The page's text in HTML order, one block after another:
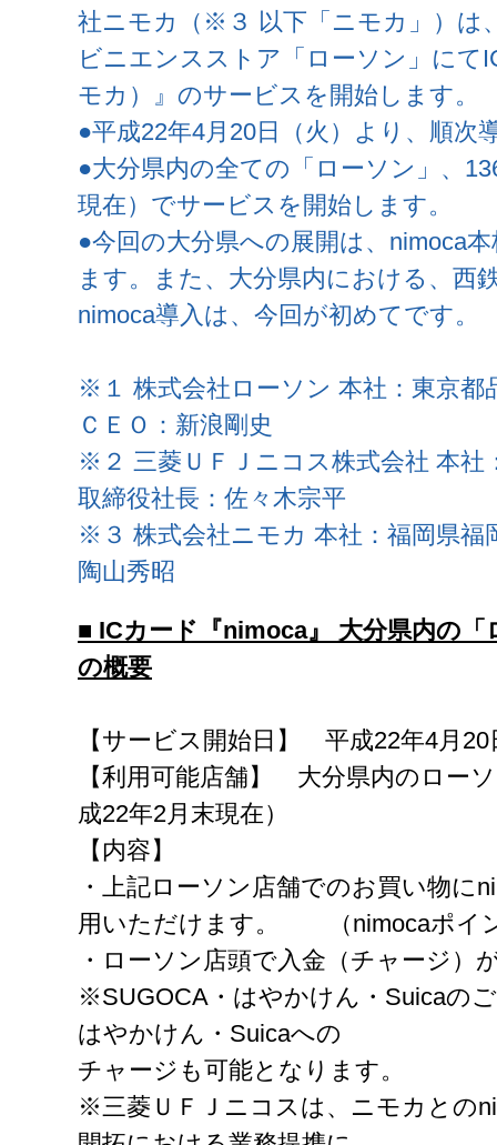
社ニモカ（※３ 以下「ニモカ」）は
ビニエンスストア「ローソン」にて
モカ）』のサービスを開始します。
●平成22年4月20日（火）より、順次
●大分県内の全ての「ローソン」、
現在）でサービスを開始します。
●今回の大分県への展開は、nimoca
ます。また、大分県内における、西
nimoca導入は、今回が初めてです。
※１ 株式会社ローソン 本社：東京都
ＣＥＯ：新浪剛史
※２ 三菱ＵＦＪニコス株式会社 本社
取締役社長：佐々木宗平
※３ 株式会社ニモカ 本社：福岡県福
陶山秀昭
■ ICカード『nimoca』 大分県内の「
の概要
【サービス開始日】 平成22年4月
【利用可能店舗】 大分県内のロー
成22年2月末現在）
【内容】
・上記ローソン店舗でのお買い物に
用いただけます。 （nimocaポイ
・ローソン店頭で入金（チャージ）
※SUGOCA・はやかけん・Suicaの
はやかけん・Suicaへの
チャージも可能となります。
※三菱ＵＦＪニコスは、ニモカとの